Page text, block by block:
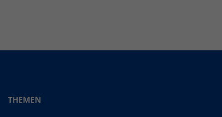
THEMEN